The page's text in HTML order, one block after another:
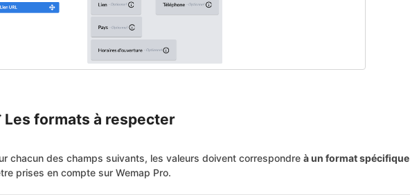
Les formats à respecter
chacun des champs suivants, les valeurs doivent correspondreà un format spécifique
prises en compte sur Wemap Pro.